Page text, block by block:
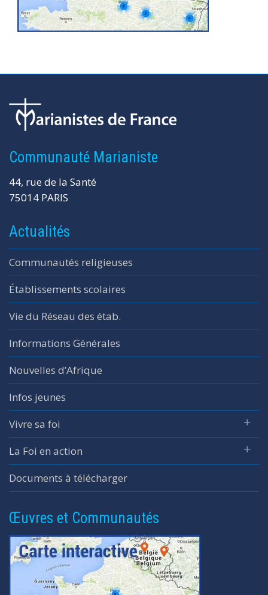
Communauté Marianiste
44, rue de la Santé
75014 PARIS
Actualités
Communautés religieuses
Établissements scolaires
Vie du Réseau des étab.
Informations Générales
Nouvelles d’Afrique
Infos jeunes
Vivre sa foi
La Foi en action
Documents à télécharger
Œuvres et Communautés